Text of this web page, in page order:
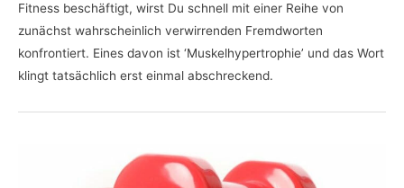
Fitness beschäftigt, wirst Du schnell mit einer Reihe von
zunächst wahrscheinlich verwirrenden Fremdworten
konfrontiert. Eines davon ist ‘Muskelhypertrophie’ und das Wort
klingt tatsächlich erst einmal abschreckend.